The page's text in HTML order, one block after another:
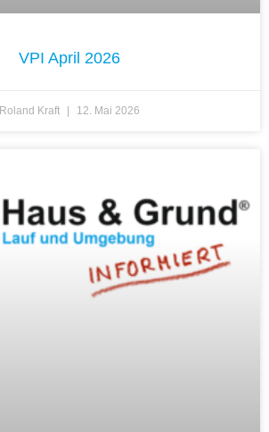
VPI April 2026
Roland Kraft 12. Mai 2026